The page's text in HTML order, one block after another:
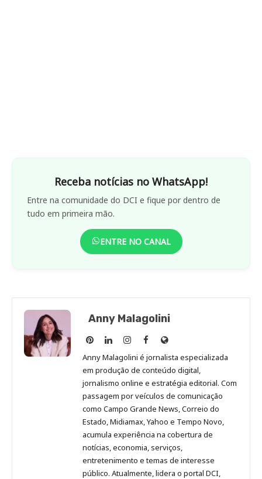
Receba notícias no WhatsApp!
Entre na comunidade do DCI e fique por dentro de
tudo em primeira mão.
ENTRE NO CANAL
Anny Malagolini
Anny
Malagolini
no
Pinterest
Anny
Malagolini
no
LinkedIn
Anny
Malagolini
no
Instagram
Anny
Malagolini
no
Facebook
Site
de
Anny
Malagolini
Anny Malagolini é jornalista especializada
em produção de conteúdo digital,
jornalismo online e estratégia editorial. Com
passagem por veículos de comunicação
como Campo Grande News, Correio do
Estado, Midiamax, Yahoo e Tempo Novo,
acumula experiência na cobertura de
notícias, economia, serviços,
entretenimento e temas de interesse
público. Atualmente, lidera o portal DCI,